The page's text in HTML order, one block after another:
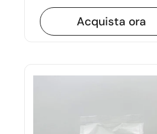
Acquista ora